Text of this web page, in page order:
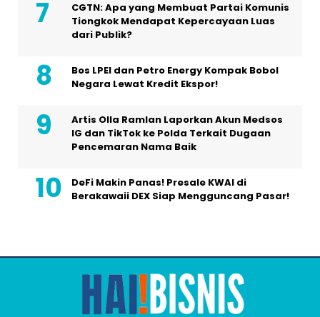
CGTN: Apa yang Membuat Partai Komunis
Tiongkok Mendapat Kepercayaan Luas
dari Publik?
Bos LPEI dan Petro Energy Kompak Bobol
Negara Lewat Kredit Ekspor!
Artis Olla Ramlan Laporkan Akun Medsos
IG dan TikTok ke Polda Terkait Dugaan
Pencemaran Nama Baik
DeFi Makin Panas! Presale KWAI di
Berakawaii DEX Siap Mengguncang Pasar!